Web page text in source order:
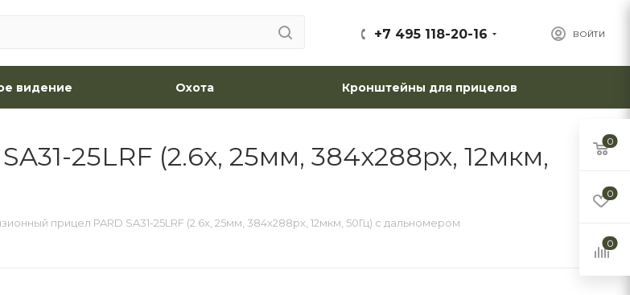
ВОЙТИ
+7 495 118-20-16
видение Охота Кронштейны для прицелов
25LRF (2.6x, 25мм, 384x288px, 12мкм,
прицел PARD SA31-25LRF (2.6x, 25мм, 384x288px, 12мкм, 50Гц) с дальномером
0
0
0